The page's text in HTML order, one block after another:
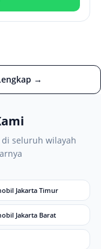
→
seluruh wilayah
Jakarta Timur
Jakarta Barat